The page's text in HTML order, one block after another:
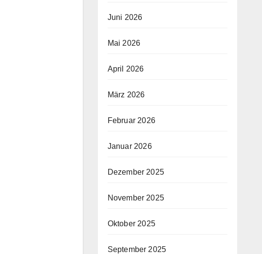
Juni 2026
Mai 2026
April 2026
März 2026
Februar 2026
Januar 2026
Dezember 2025
November 2025
Oktober 2025
September 2025